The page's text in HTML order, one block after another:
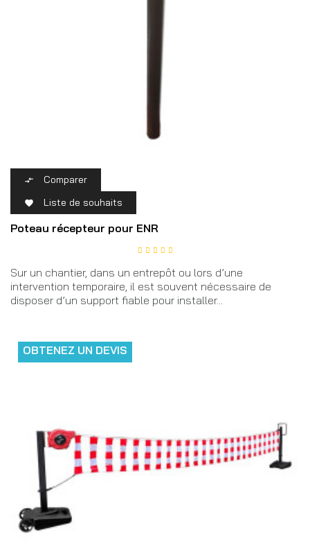
 Comparer
 Liste de souhaits
Poteau récepteur pour ENR
Sur un chantier, dans un entrepôt ou lors d’une
intervention temporaire, il est souvent nécessaire de
disposer d’un support fiable pour installer...
OBTENEZ UN DEVIS